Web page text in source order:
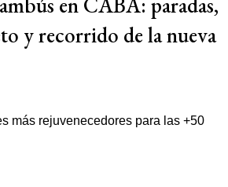
y recorrido de la nueva